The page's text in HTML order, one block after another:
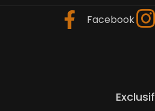
Facebook
Exclusif